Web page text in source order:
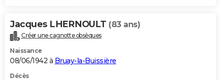
Carte de Noël
Carte Bonne année
Carte Saint-Valentin
Carte Pâques
Carte d'anniversaire
DICTIONNAIRE
Dictionnaire
Biographies
Citations
Expressions
Proverbes
PROGRAMME TV
Jacques LHERNOULT (83 ans)
Créer une cagnotte obsèques
Naissance
08/06/1942 à Bruay-la-Buissière
Décès